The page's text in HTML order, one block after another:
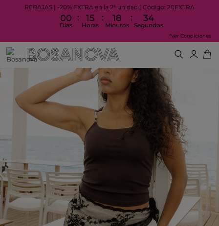
REBAJAS | -20% EXTRA en la 2ª unidad | Código: 20EXTRA
00
Días
: 15
Horas
: 18
Minutos
: 34
Segundos
*Ver Condiciones